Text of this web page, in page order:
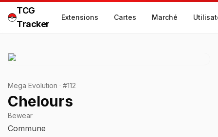
TCG
Tracker
Extensions Cartes Marché
Mega Evolution · #112
Chelours
Bewear
Commune